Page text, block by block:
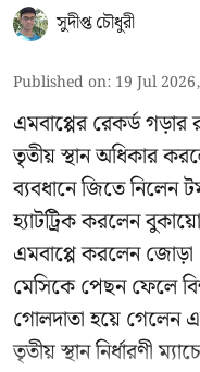
সুদীপ্ত চৌধুরী
Published on: 19 Jul
এমবাপ্পের রেকর্ড গড়ার
তৃতীয় স্থান অধিকার
ব্যবধানে জিতে নিলেন
হ্যাটট্রিক করলেন
এমবাপ্পে করলেন
মেসিকে পেছন ফেলে
গোলদাতা হয়ে গেলেন
তৃতীয় স্থান নির্ধারণী